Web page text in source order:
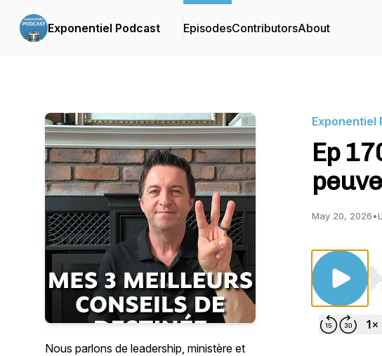
Exponentiel Podcast EpisodesContributorsAbout
Nous parlons de leadership, ministère et
Exponentiel
Ep
May 20, 2026•